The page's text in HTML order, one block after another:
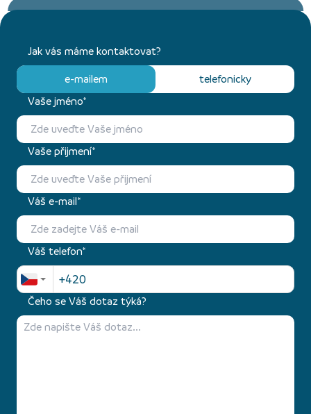
Jak vás máme kontaktovat?
e-mailem
telefonicky
Vaše jméno*
Vaše přijmení*
Váš e-mail*
Váš telefon*
Čeho se Váš dotaz týká?